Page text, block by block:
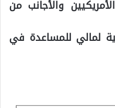
والأجانب من
لمالي للمساعدة في